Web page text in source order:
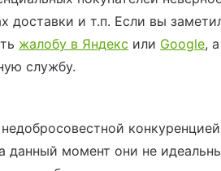
доставки и т.п. Если вы
жалобу в Яндекс или Google,
службу.
данный момент они не